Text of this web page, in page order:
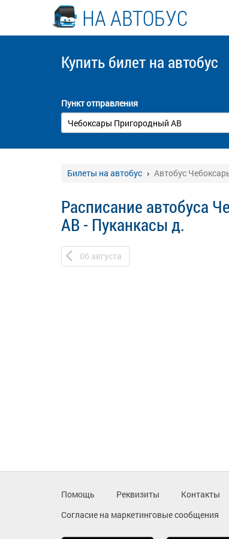
НА АВТОБУС
Купить билет на автобус
Пункт отправления
Билеты на автобус Автобус
Расписание автобуса
АВ - Пуканкасы д.
06 августа
Помощь Реквизиты Контакты
Согласие на маркетинговые сообщения